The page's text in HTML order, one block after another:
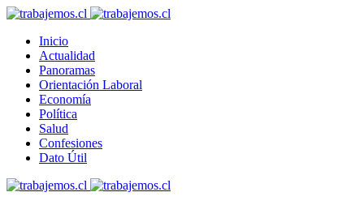
Inicio
Actualidad
Panoramas
Orientación Laboral
Economía
Política
Salud
Confesiones
Dato Útil